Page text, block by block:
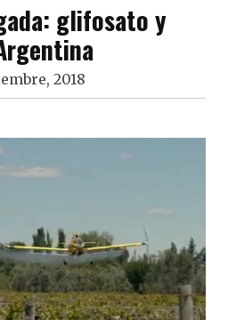
glifosato y
2018